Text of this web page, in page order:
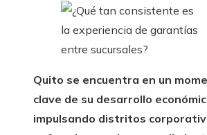
Quito se encuentra en un
clave de su desarrollo
impulsando distritos